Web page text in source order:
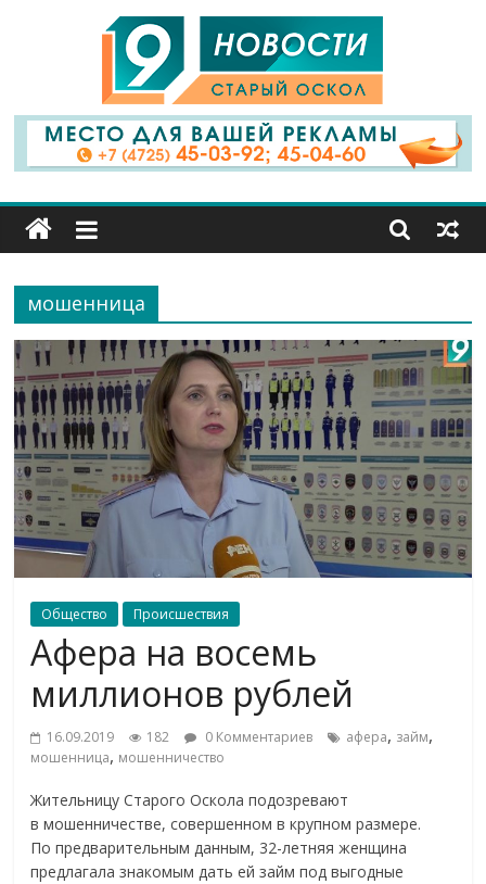
9
Канал
Старый
Оскол
мошенница
Общество Происшествия
Афера на восемь
миллионов рублей
16.09.2019 182 0 Комментариев афера, займ,
мошенница, мошенничество
Жительницу Старого Оскола подозревают
в мошенничестве, совершенном в крупном размере.
По предварительным данным, 32-летняя женщина
предлагала знакомым дать ей займ под выгодные